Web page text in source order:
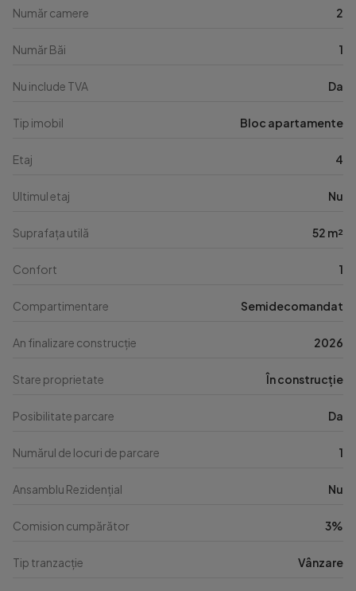
Număr camere 2
Număr Băi 1
Nu include TVA Da
Tip imobil Bloc apartamente
Etaj 4
Ultimul etaj Nu
Suprafața utilă 52 m²
Confort 1
Compartimentare Semidecomandat
An finalizare construcție 2026
Stare proprietate În construcție
Posibilitate parcare Da
Numărul de locuri de parcare 1
Ansamblu Rezidențial Nu
Comision cumpărător 3%
Tip tranzacție Vânzare